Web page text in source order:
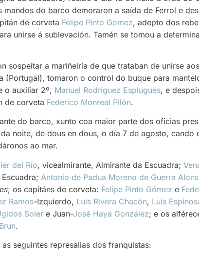
do barco demoraron a saída de Ferrol e
de corveta Felipe Pinto Gómez, adepto dos
unirse á sublevación. Tamén se tomou a
sospeitar a mariñeiría de que trataban de unirse
(Portugal), tomaron o control do buque para
o auxiliar 2º, Manuel Rodríguez Esplugues, e
de corveta Federico Monreal Pilón.
do barco, xunto coa maior parte dos oficias
noite, de dous en dous, o día 7 de agosto,
ao mar.
del Río, vicealmirante, Almirante da Escuadra;
Antonio de Padua Moreno de Guerra
; os capitáns de corveta: Felipe Pinto Gómez e
Ramos-Izquierdo, Luis Rivera Chacón, Luis
Soler e Juan-José Haya González; e os
.
seguintes represalias dos franquistas: